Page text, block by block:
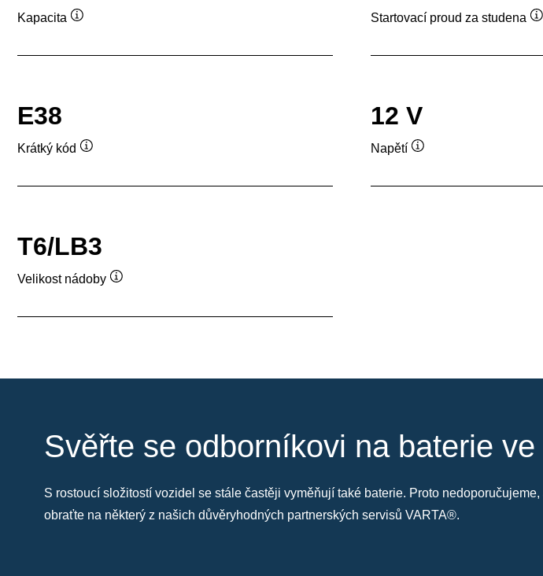
Kapacita
Startovací proud za studena
E38
Krátký kód
12 V
Napětí
T6/LB3
Velikost nádoby
Svěřte se odborníkovi na baterie
S rostoucí složitostí vozidel se stále častěji vyměňují také baterie. Proto
obraťte na některý z našich důvěryhodných partnerských servisů VARTA®.